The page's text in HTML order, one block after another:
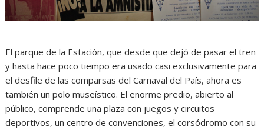
El parque de la Estación, que desde que dejó de pasar el tren
y hasta hace poco tiempo era usado casi exclusivamente para
el desfile de las comparsas del Carnaval del País, ahora es
también un polo museístico. El enorme predio, abierto al
público, comprende una plaza con juegos y circuitos
deportivos, un centro de convenciones, el corsódromo con su